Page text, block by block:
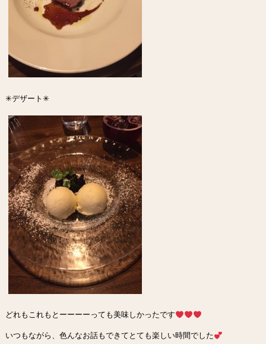
✳︎デザート✳︎
どれもこれもとーーーーっても美味しかったです
いつもながら、色んなお話もできてとても楽しい時間でした